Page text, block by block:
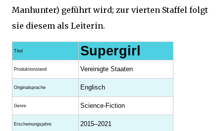
Manhunter) geführt wird; zur vierten Staffel folgt
sie diesem als Leiterin.
Titel Supergirl
Produktionsland Vereinigte Staaten
Originalsprache Englisch
Genre Science-Fiction
Erscheinungsjahre 2015–2021